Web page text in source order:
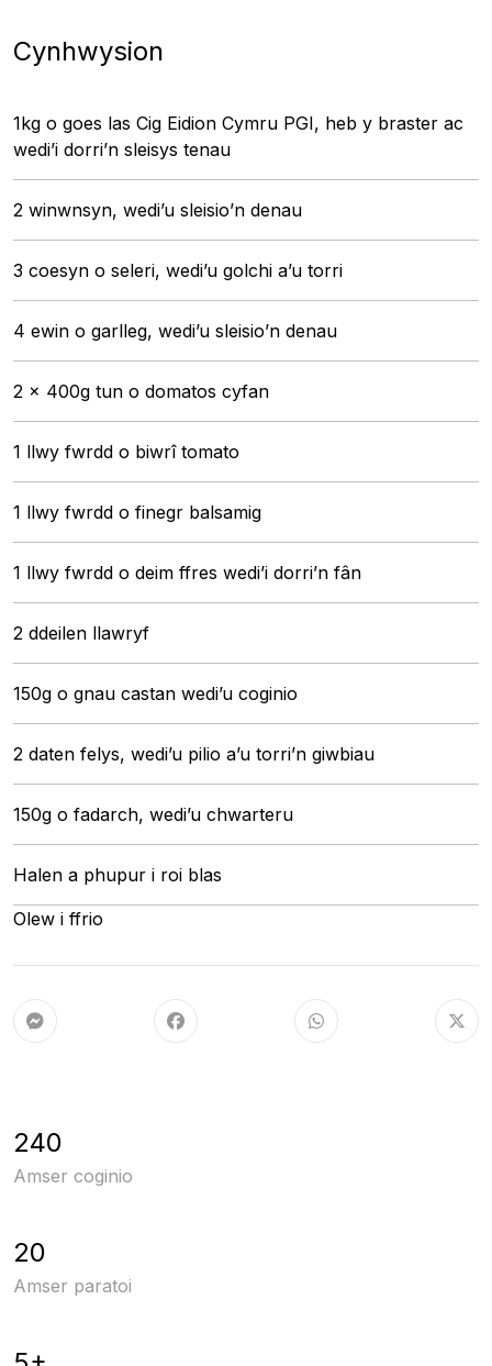
Cynhwysion
1kg o goes las Cig Eidion Cymru PGI, heb y braster ac
wedi’i dorri’n sleisys tenau
2 winwnsyn, wedi’u sleisio’n denau
3 coesyn o seleri, wedi’u golchi a’u torri
4 ewin o garlleg, wedi’u sleisio’n denau
2 x 400g tun o domatos cyfan
1 llwy fwrdd o biwrî tomato
1 llwy fwrdd o finegr balsamig
1 llwy fwrdd o deim ffres wedi’i dorri’n fân
2 ddeilen llawryf
150g o gnau castan wedi’u coginio
2 daten felys, wedi’u pilio a’u torri’n giwbiau
150g o fadarch, wedi’u chwarteru
Halen a phupur i roi blas
Olew i ffrio
240
Amser coginio
20
Amser paratoi